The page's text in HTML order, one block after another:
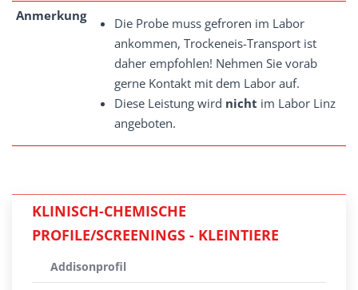
Anmerkung
Die Probe muss gefroren im Labor
ankommen, Trockeneis-Transport ist
daher empfohlen! Nehmen Sie vorab
gerne Kontakt mit dem Labor auf.
Diese Leistung wird nicht im Labor Linz
angeboten.
KLINISCH-CHEMISCHE
PROFILE/SCREENINGS - KLEINTIERE
Addisonprofil